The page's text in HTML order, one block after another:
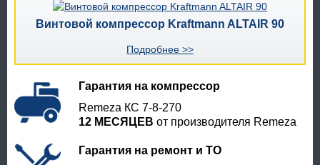
Винтовой компрессор Kraftmann ALTAIR 90
Подробнее >>
Гарантия на компрессор
Remeza КС 7-8-270
12 МЕСЯЦЕВ от производителя Remeza
Гарантия на ремонт и ТО